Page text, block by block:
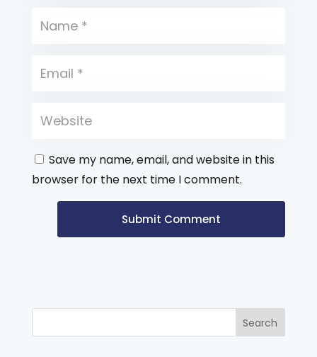
Save my name, email, and website in this
browser for the next time I comment.